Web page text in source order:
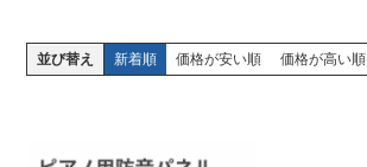
並び替え 新着順 価格が安い順 価格が高い順